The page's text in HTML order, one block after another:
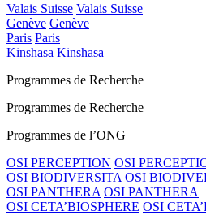
Valais Suisse Valais Suisse
Genève Genève
Paris Paris
Kinshasa Kinshasa
Programmes de Recherche
Programmes de Recherche
Programmes de l’ONG
OSI PERCEPTION OSI
OSI BIODIVERSITA OSI
OSI PANTHERA OSI PANTHERA
OSI CETA’BIOSPHERE OSI